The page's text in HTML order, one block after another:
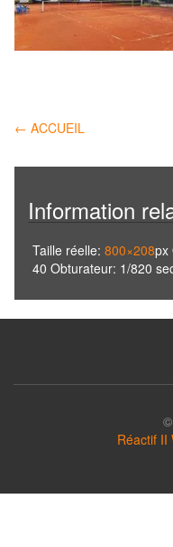
Navigation
articles
← ACCUEIL
Information
Taille réelle: 800×208px
40 Obturateur: 1/820
Réactif II